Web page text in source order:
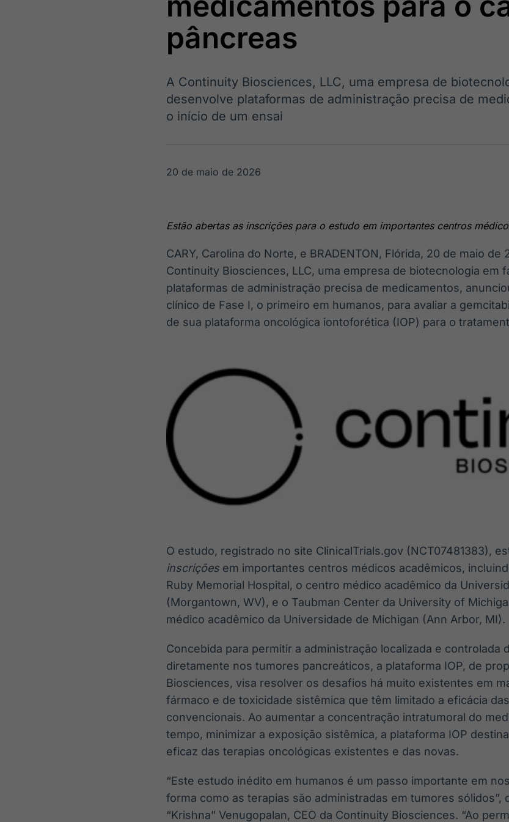
negociação de
ativos
Datafeed
integração de
conteúdos e
Ticker
headlines de
notícias
Widgets
Componentes
Wallboard
Broadcast
Radar
Monitoramento
Broadcast
Fundos
A melhor
IA
Em breve
BroadFast
Em breve
Gestão de
Investimentos
de
pâncreas
A Continuity Biosciences, LLC, uma empresa de
desenvolve plataformas de administração precisa de
o início de um ensai
20 de maio de 2026
Estão abertas as inscrições para o estudo em importantes centros
CARY, Carolina do Norte, e BRADENTON, Flórida, 20 de maio de
Continuity Biosciences, LLC, uma empresa de biotecnologia em
plataformas de administração precisa de medicamentos,
clínico de Fase I, o primeiro em humanos, para avaliar a
de sua plataforma oncológica iontoforética (IOP) para o
O estudo, registrado no site ClinicalTrials.gov (NCT07481383),
inscrições em importantes centros médicos acadêmicos,
Ruby Memorial Hospital, o centro médico acadêmico da
(Morgantown, WV), e o Taubman Center da University of
médico acadêmico da Universidade de Michigan (Ann Arbor, MI).
Concebida para permitir a administração localizada e controlada
diretamente nos tumores pancreáticos, a plataforma IOP, de
Biosciences, visa resolver os desafios há muito existentes em
fármaco e de toxicidade sistêmica que têm limitado a eficácia
convencionais. Ao aumentar a concentração intratumoral do
tempo, minimizar a exposição sistêmica, a plataforma IOP
eficaz das terapias oncológicas existentes e das novas.
“Este estudo inédito em humanos é um passo importante em
forma como as terapias são administradas em tumores sólidos”,
“Krishna” Venugopalan, CEO da Continuity Biosciences. “Ao